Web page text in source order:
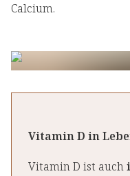
Calcium.
Vitamin D in
Vitamin D ist auch